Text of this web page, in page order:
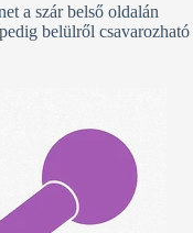
a szár belső oldalán
belülről csavarozható